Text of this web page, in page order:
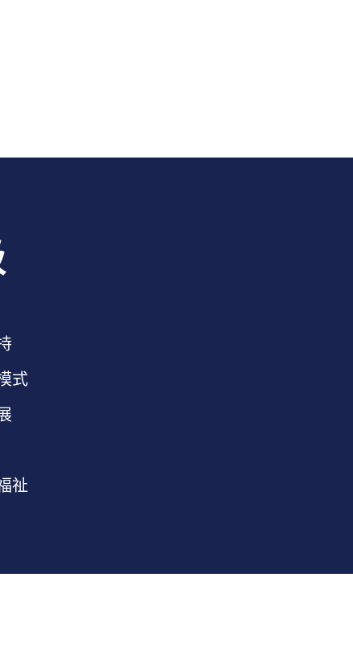
式
祉